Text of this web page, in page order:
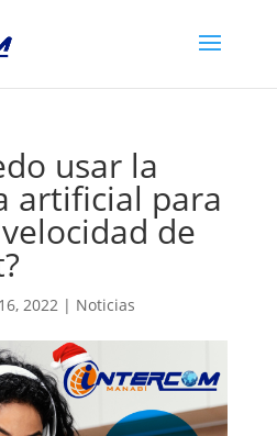
usar la
artificial para
de
2022| Noticias